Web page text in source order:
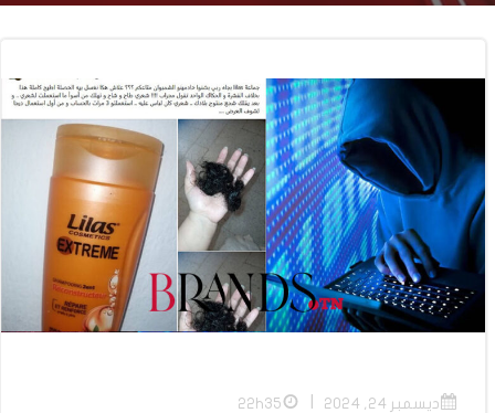
ديسمبر 24, 2024 22h35